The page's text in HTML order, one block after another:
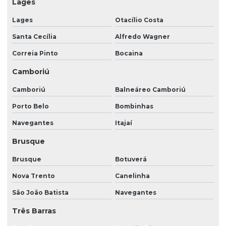
Orçamento portaria remota
Orçamento vigilância patrimonial
Portaria 24 horas
Portaria 24 horas preço
Portaria 24 horas terceirizada
Preço de portaria 24 horas
Preço de portaria remota
Prestação de serviço de recepção
Prestação de serviços de limpeza
Prestação de serviços de limpeza e conservação
Prestação de serviços de portaria
Lages Otacílio Costa
Santa Cecília Alfredo Wagner
Correia Pinto Bocaina
Camboriú
Camboriú Balneáreo Camboriú
Porto Belo Bombinhas
Navegantes Itajaí
Brusque
Brusque Botuverá
Nova Trento Canelinha
São João Batista Navegantes
Três Barras